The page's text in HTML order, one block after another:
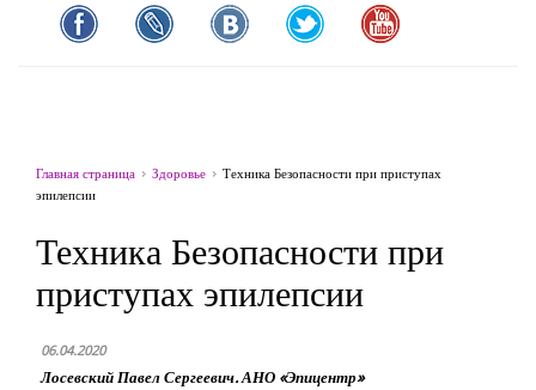
Главная страница Здоровье
Техника Безопасности при приступах
эпилепсии
Техника Безопасности при
приступах эпилепсии
06.04.2020
Лосевский Павел Сергеевич. АНО «Эпицентр»